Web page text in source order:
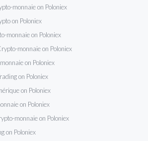
monnaie on Poloniex
on Poloniex
monnaie on Poloniex
monnaie on Poloniex
on Poloniex
on Poloniex
on Poloniex
on Poloniex
monnaie on Poloniex
on Poloniex